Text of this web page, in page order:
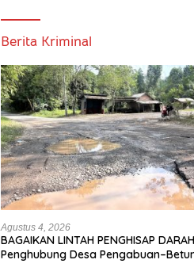
Berita Kriminal
Agustus 4, 2026
BAGAIKAN LINTAH PENGHISAP
Penghubung Desa